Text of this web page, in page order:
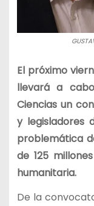
El próximo
llevará a
Ciencias un
y legisladores
problemática
de 125
humanitaria.
De la